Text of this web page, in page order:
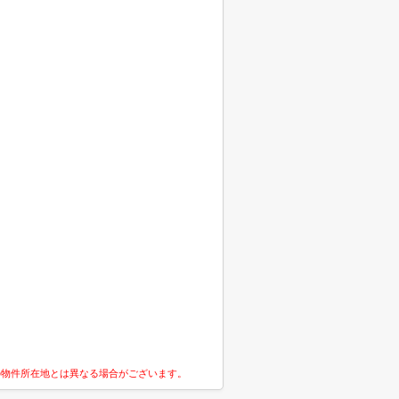
件所在地とは異なる場合がございます。